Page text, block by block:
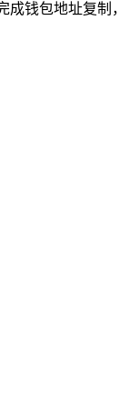
钱包地址复